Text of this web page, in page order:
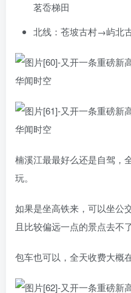
茗岙梯田
北线：苍坡古村→屿北
楠溪江最最好么还是自驾，
玩。
如果是坐高铁来，可以坐公
且比较偏远一点的景点去不
包车也可以，全天收费大概